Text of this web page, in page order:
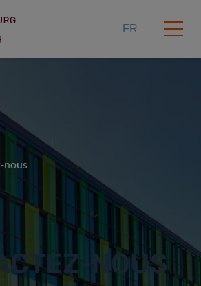
FR
nous
NOUS